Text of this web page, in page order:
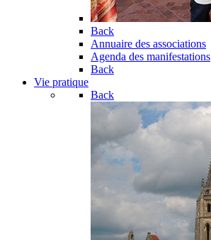
Back
Annuaire des associations
Agenda des manifestations
Back
Vie pratique
Back